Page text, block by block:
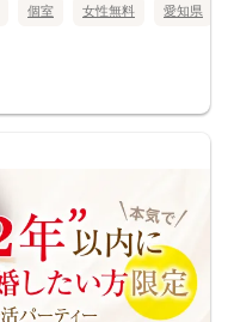
個室 女性無料 愛知県